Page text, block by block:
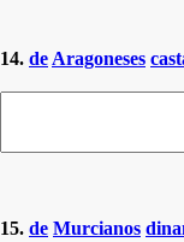
14. de Aragoneses
15. de Murcianos